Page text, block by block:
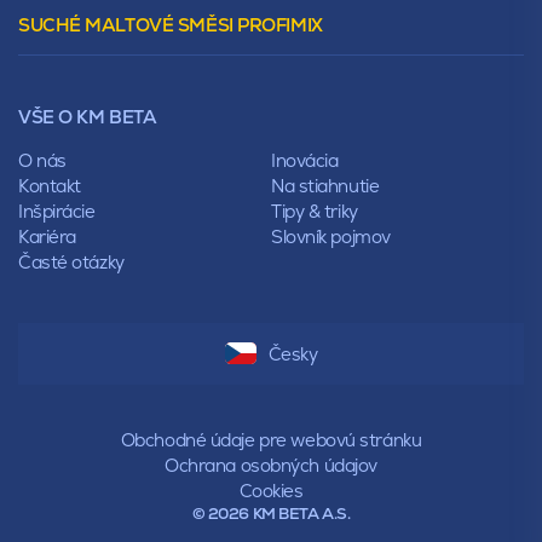
Mansardová
Pultová
Sedlová
Polovalbová
Stanová
Mansardová
Pultová
Hodonka
Preklady
Lícové murivo
Pálené zdivo Profiblok
Nosné murivo
Priečky
Vencovky
Preklady
SUCHÉ MALTOVÉ SMĚSI PROFIMIX
VŠE O KM BETA
O nás
Inovácia
Kontakt
Na stiahnutie
Inšpirácie
Tipy & triky
Kariéra
Slovník pojmov
Časté otázky
Česky
© 2026 KM BETA A.S.
Obchodné údaje pre webovú stránku
Ochrana osobných údajov
Cookies